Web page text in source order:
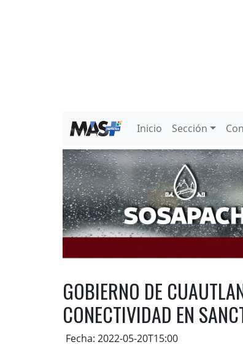
Inicio Sección
GOBIERNO DE
CONECTIVIDAD EN
Fecha: 2022-05-20T15:00